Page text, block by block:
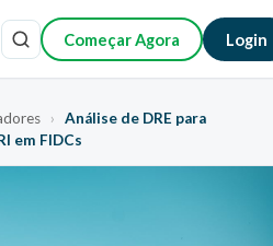
Começar Agora Login
›
Análise de DRE para
em FIDCs